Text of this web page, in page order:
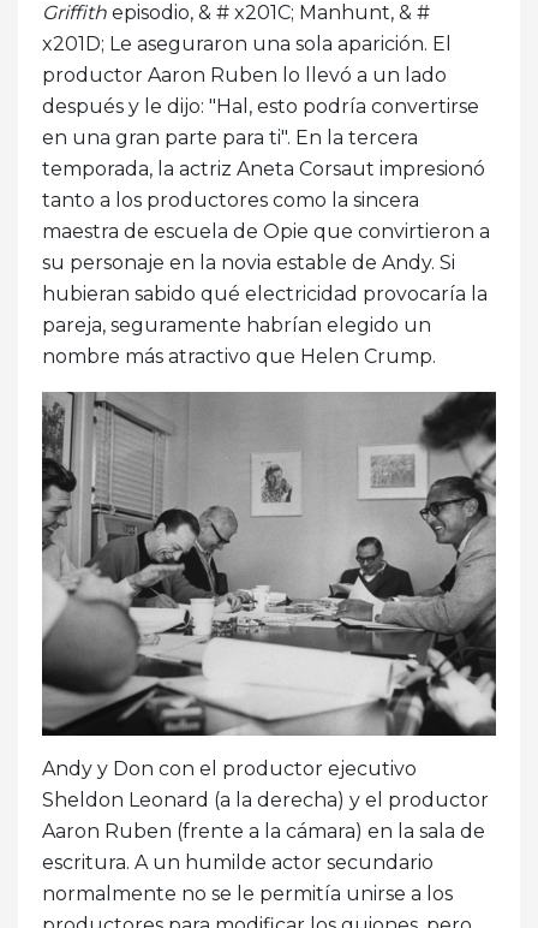
Griffith episodio, & # x201C; Manhunt, & #
x201D; Le aseguraron una sola aparición. El
productor Aaron Ruben lo llevó a un lado
después y le dijo: "Hal, esto podría convertirse
en una gran parte para ti". En la tercera
temporada, la actriz Aneta Corsaut impresionó
tanto a los productores como la sincera
maestra de escuela de Opie que convirtieron a
su personaje en la novia estable de Andy. Si
hubieran sabido qué electricidad provocaría la
pareja, seguramente habrían elegido un
nombre más atractivo que Helen Crump.
Andy y Don con el productor ejecutivo
Sheldon Leonard (a la derecha) y el productor
Aaron Ruben (frente a la cámara) en la sala de
escritura. A un humilde actor secundario
normalmente no se le permitía unirse a los